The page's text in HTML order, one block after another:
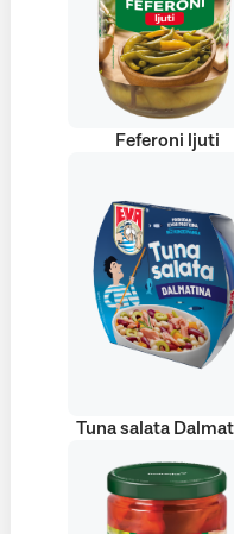
Feferoni ljuti
Tuna salata